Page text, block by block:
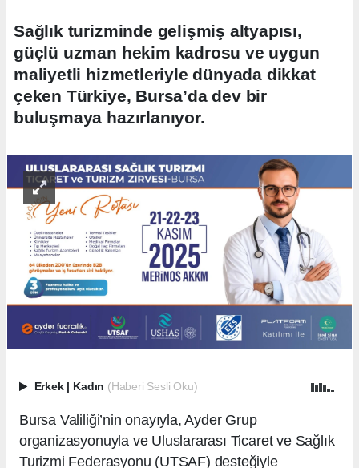
Sağlık turizminde gelişmiş altyapısı,
güçlü uzman hekim kadrosu ve uygun
maliyetli hizmetleriyle dünyada dikkat
çeken Türkiye, Bursa’da dev bir
buluşmaya hazırlanıyor.
Erkek | Kadın (Haberi Sesli Oku)
Bursa Valiliği’nin onayıyla, Ayder Grup
organizasyonuyla ve Uluslararası Ticaret ve Sağlık
Turizmi Federasyonu (UTSAF) desteğiyle